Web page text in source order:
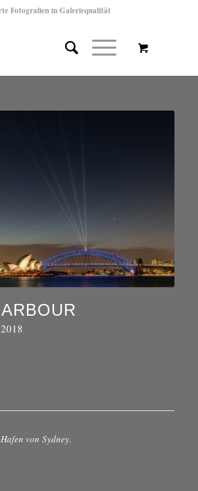
Fotografien in Galeriequalität
von Sydney.